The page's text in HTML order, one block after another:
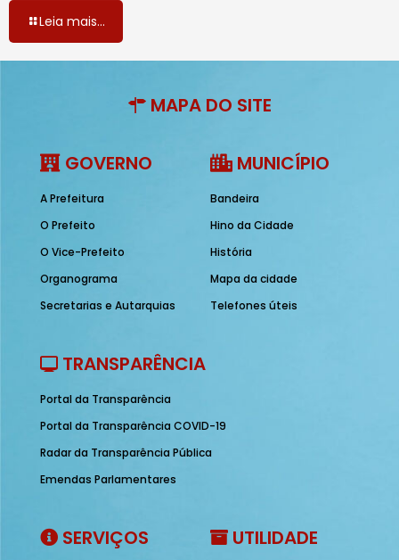
Leia mais...
MAPA DO SITE
GOVERNO
A Prefeitura
O Prefeito
O Vice-Prefeito
Organograma
Secretarias e Autarquias
MUNICÍPIO
Bandeira
Hino da Cidade
História
Mapa da cidade
Telefones úteis
TRANSPARÊNCIA
Portal da Transparência
Portal da Transparência COVID-19
Radar da Transparência Pública
Emendas Parlamentares
SERVIÇOS UTILIDADE